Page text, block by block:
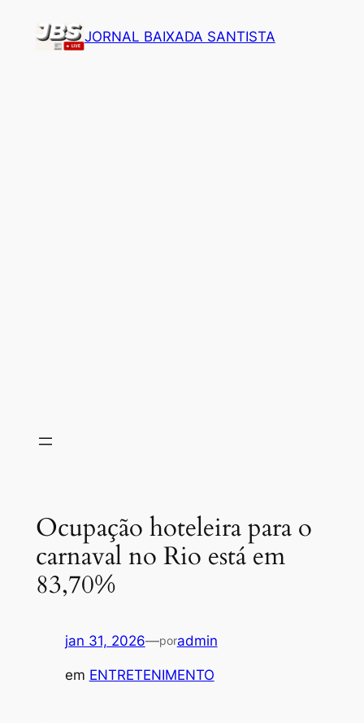
JORNAL BAIXADA SANTISTA
Ocupação hoteleira para o
carnaval no Rio está em
83,70%
jan 31, 2026—poradmin
em ENTRETENIMENTO